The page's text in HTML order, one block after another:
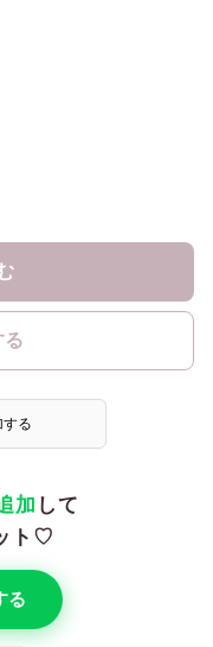
る
する
加 して
ト♡
る